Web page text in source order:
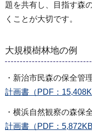
題を共有し、目指す森
くことが大切です。
大規模樹林地の例
・新治市民森の保全管
計画書（PDF：
・横浜自然観察の森保
計画書（PDF：5,872KB